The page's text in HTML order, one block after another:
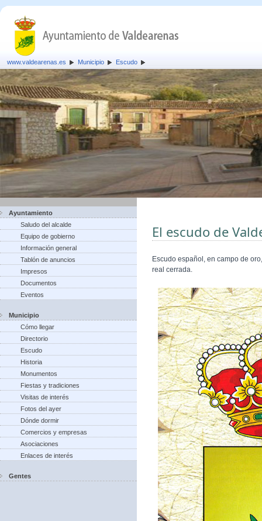
www.valdearenas.es Municipio Escudo
Ayuntamiento
Saludo del alcalde
Equipo de gobierno
Información general
Tablón de anuncios
Impresos
Documentos
Eventos
Municipio
Cómo llegar
Directorio
Escudo
Historia
Monumentos
Fiestas y tradiciones
Visitas de interés
Fotos del ayer
Dónde dormir
Comercios y empresas
Asociaciones
Enlaces de interés
Gentes
El escudo de
Escudo español, en campo de
real cerrada.